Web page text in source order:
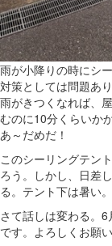
雨が小降りの時にシ
対策としては問題あ
雨がきつくなれば、
むのに10分くらいか
あ～だめだ！
このシーリングテン
ろう。しかし、日差
る。テント下は暑い
さて話しは変わる。
です。よろしくお願